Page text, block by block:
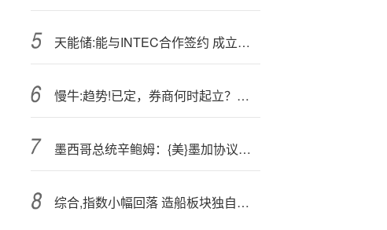
天能储:能与INTEC合作签约 成立荷兰办事处
慢牛:趋势!已定，券商何时起立？机构：券商上涨斜率放缓但持续性或更强！
墨西哥总统辛鲍姆：{美}墨加协议受保护 将再与特朗普磋商
综合,指数小幅回落 造船板块独自上涨